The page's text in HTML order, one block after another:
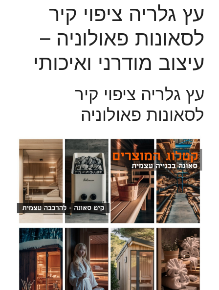
עץ גלריה ציפוי קיר
לסאונות פאולוניה –
עיצוב מודרני ואיכותי
עץ גלריה ציפוי קיר
לסאונות פאולוניה